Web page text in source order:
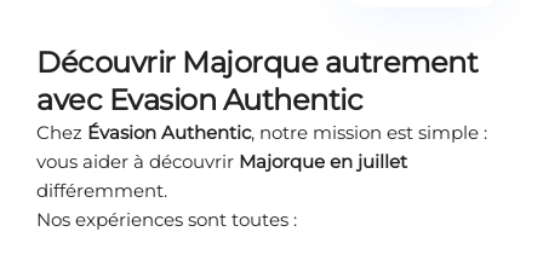
Découvrir Majorque autrement
avec Evasion Authentic
Chez Évasion Authentic, notre mission est simple :
vous aider à découvrir Majorque en juillet
différemment.
Nos expériences sont toutes :